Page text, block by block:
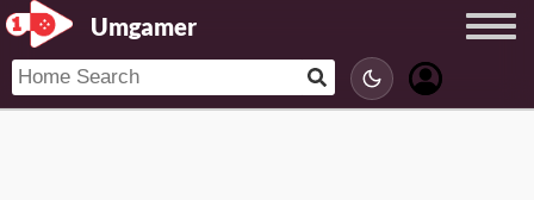
Umgamer